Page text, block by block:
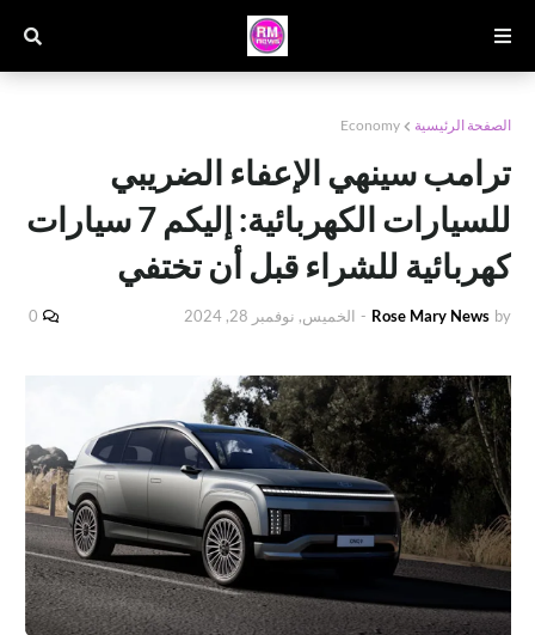
الصفحة الرئيسية Economy
ترامب سينهي الإعفاء الضريبي
للسيارات الكهربائية: إليكم 7 سيارات
كهربائية للشراء قبل أن تختفي
by
Rose Mary News
- الخميس, نوفمبر 28, 2024 0